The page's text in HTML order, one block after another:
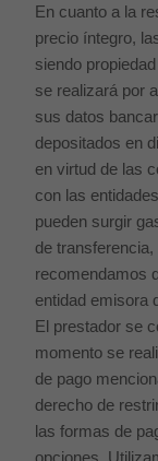
En cuanto a la
precio íntegro,
siendo
se realizará por
sus datos
depositados en
en virtud de las
con las
pueden surgir
de
recomendamos
entidad emisora
El prestador se
momento se
de pago
derecho de
las formas de
opciones.